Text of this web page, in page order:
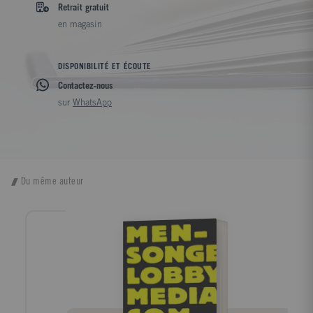
Retrait gratuit
en magasin
DISPONIBILITÉ ET ÉCOUTE
Contactez-nous
sur WhatsApp
Du même auteur